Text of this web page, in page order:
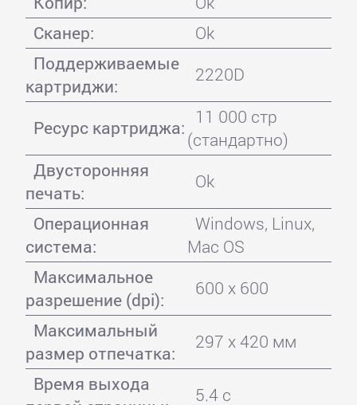
Сканер:
Ok
Поддерживаемые
картриджи:
2220D
Ресурс картриджа: 11 000 стр
(стандартно)
Двусторонняя
печать:
Ok
Операционная
система:
Windows, Linux,
Mac OS
Максимальное
разрешение (dpi):
600 x 600
Максимальный
размер отпечатка:
297 x 420 мм
Время выхода
5.4 с